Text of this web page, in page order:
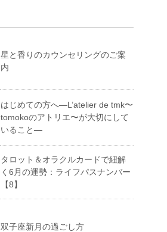
星と香りのカウンセリングのご案
内
はじめての方へ―L’atelier de tmk〜
tomokoのアトリエ〜が大切にして
いること―
タロット＆オラクルカードで紐解
く6月の運勢：ライフパスナンバー
【8】
双子座新月の過ごし方